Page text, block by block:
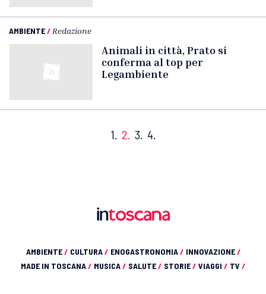
AMBIENTE/ Redazione
Animali in città, Prato si
conferma al top per
Legambiente
1. 2. 3. 4.
AMBIENTE/ CULTURA/ ENOGASTRONOMIA/ INNOVAZIONE/
MADE IN TOSCANA/ MUSICA/ SALUTE/ STORIE/ VIAGGI / TV /